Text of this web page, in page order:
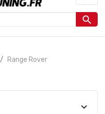

Range Rover